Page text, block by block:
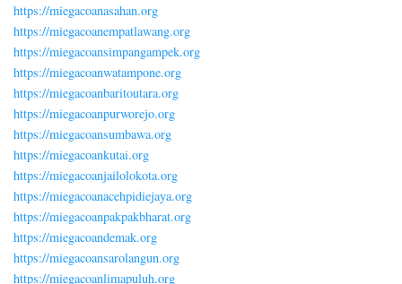
https://miegacoanasahan.org
https://miegacoanempatlawang.org
https://miegacoansimpangampek.org
https://miegacoanwatampone.org
https://miegacoanbaritoutara.org
https://miegacoanpurworejo.org
https://miegacoansumbawa.org
https://miegacoankutai.org
https://miegacoanjailolokota.org
https://miegacoanacehpidiejaya.org
https://miegacoanpakpakbharat.org
https://miegacoandemak.org
https://miegacoansarolangun.org
https://miegacoanlimapuluh.org